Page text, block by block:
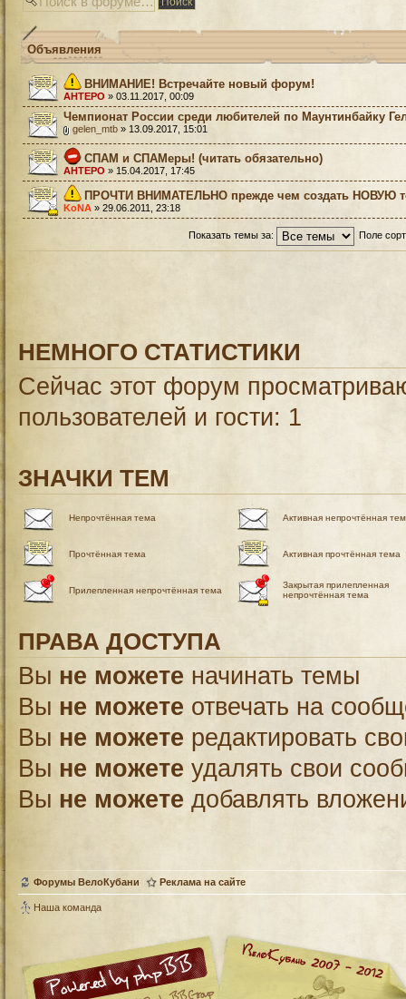
Объявления
ВНИМАНИЕ! Встречайте новый форум!
AHTEPO » 03.11.2017, 00:09
Чемпионат России среди любителей по Маунтинбайку
gelen_mtb » 13.09.2017, 15:01
СПАМ и СПАМеры! (читать обязательно)
AHTEPO » 15.04.2017, 17:45
ПРОЧТИ ВНИМАТЕЛЬНО прежде чем создать НОВУЮ
KoNA » 29.06.2011, 23:18
Показать темы за: Поле
НЕМНОГО СТАТИСТИКИ
Сейчас этот форум
пользователей и гости: 1
ЗНАЧКИ ТЕМ
Непрочтённая тема Активная непрочтённая
Прочтённая тема Активная прочтённая тема
Прилепленная непрочтённая тема
Закрытая прилепленная
непрочтённая тема
ПРАВА ДОСТУПА
Вы не можете начинать темы
Вы не можете отвечать на
Вы не можете редактировать
Вы не можете удалять свои
Вы не можете добавлять
Форумы ВелоКубани Реклама на сайте
Наша команда